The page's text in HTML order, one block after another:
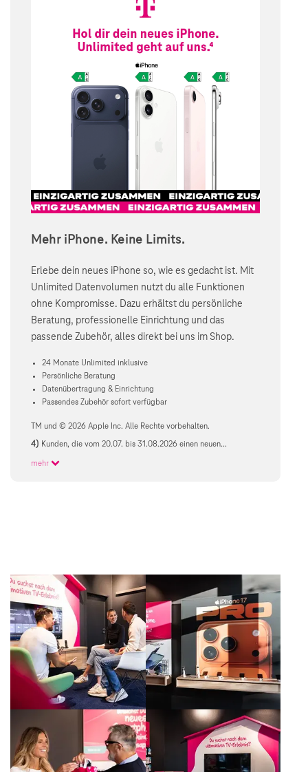
Mehr iPhone. Keine Limits.
Erlebe dein neues iPhone so, wie es gedacht ist. Mit
Unlimited Datenvolumen nutzt du alle Funktionen
ohne Kompromisse. Dazu erhältst du persönliche
Beratung, professionelle Einrichtung und das
passende Zubehör, alles direkt bei uns im Shop.
24 Monate Unlimited inklusive
Persönliche Beratung
Datenübertragung & Einrichtung
Passendes Zubehör sofort verfügbar
TM und © 2026 Apple Inc. Alle Rechte vorbehalten.
4) Kunden, die vom 20.07. bis 31.08.2026 einen neuen...
mehr